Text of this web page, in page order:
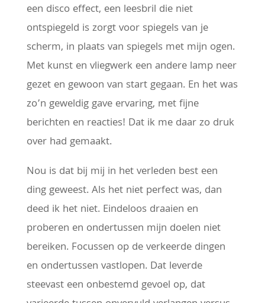
een disco effect, een leesbril die niet
ontspiegeld is zorgt voor spiegels van je
scherm, in plaats van spiegels met mijn ogen.
Met kunst en vliegwerk een andere lamp neer
gezet en gewoon van start gegaan. En het was
zo’n geweldig gave ervaring, met fijne
berichten en reacties! Dat ik me daar zo druk
over had gemaakt.
Nou is dat bij mij in het verleden best een
ding geweest. Als het niet perfect was, dan
deed ik het niet. Eindeloos draaien en
proberen en ondertussen mijn doelen niet
bereiken. Focussen op de verkeerde dingen
en ondertussen vastlopen. Dat leverde
steevast een onbestemd gevoel op, dat